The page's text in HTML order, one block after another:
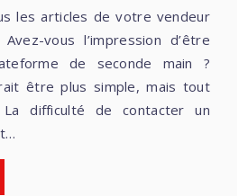
les articles de votre vendeur
vous l’impression d’être
de seconde main ?
être plus simple, mais tout
difficulté de contacter un